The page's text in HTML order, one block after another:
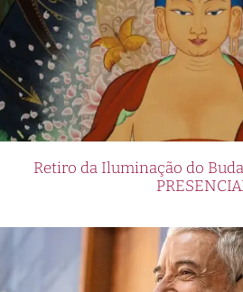
Retiro da Iluminação do